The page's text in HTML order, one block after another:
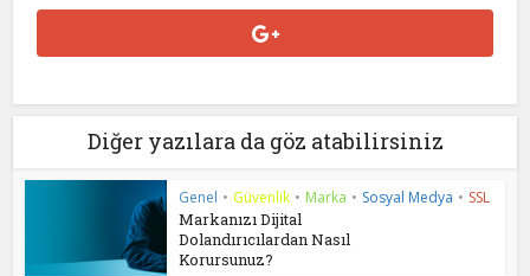
Diğer yazılara da göz atabilirsiniz
Genel • Güvenlik • Marka • Sosyal Medya • SSL
Markanızı Dijital
Dolandırıcılardan Nasıl
Korursunuz?